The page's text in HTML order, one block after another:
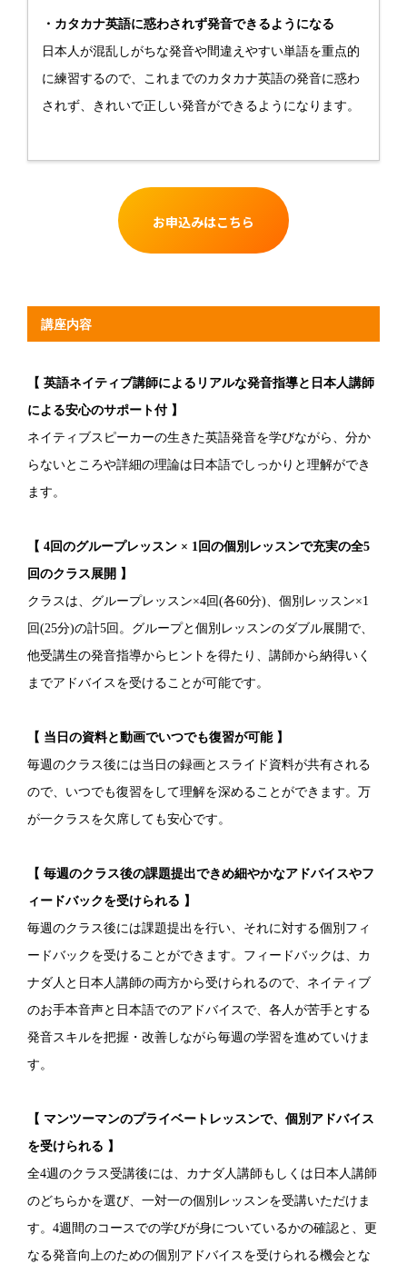
・カタカナ英語に惑わされず発音できるようになる
日本人が混乱しがちな発音や間違えやすい単語を重点的
に練習するので、これまでのカタカナ英語の発音に惑わ
されず、きれいで正しい発音ができるようになります。
お申込みはこちら
講座内容
【 英語ネイティブ講師によるリアルな発音指導と日本人講師
による安心のサポート付 】
ネイティブスピーカーの生きた英語発音を学びながら、分か
らないところや詳細の理論は日本語でしっかりと理解ができ
ます。
【 4回のグループレッスン × 1回の個別レッスンで充実の全5
回のクラス展開 】
クラスは、グループレッスン×4回(各60分)、個別レッスン×1
回(25分)の計5回。グループと個別レッスンのダブル展開で、
他受講生の発音指導からヒントを得たり、講師から納得いく
までアドバイスを受けることが可能です。
【 当日の資料と動画でいつでも復習が可能 】
毎週のクラス後には当日の録画とスライド資料が共有される
ので、いつでも復習をして理解を深めることができます。万
が一クラスを欠席しても安心です。
【 毎週のクラス後の課題提出できめ細やかなアドバイスやフ
ィードバックを受けられる 】
毎週のクラス後には課題提出を行い、それに対する個別フィ
ードバックを受けることができます。フィードバックは、カ
ナダ人と日本人講師の両方から受けられるので、ネイティブ
のお手本音声と日本語でのアドバイスで、各人が苦手とする
発音スキルを把握・改善しながら毎週の学習を進めていけま
す。
【 マンツーマンのプライベートレッスンで、個別アドバイス
を受けられる 】
全4週のクラス受講後には、カナダ人講師もしくは日本人講師
のどちらかを選び、一対一の個別レッスンを受講いただけま
す。4週間のコースでの学びが身についているかの確認と、更
なる発音向上のための個別アドバイスを受けられる機会とな